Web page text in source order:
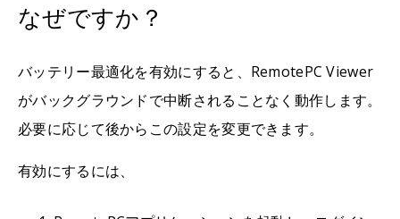
なぜですか？
バッテリー最適化を有効にすると、RemotePC Viewer
がバックグラウンドで中断されることなく動作します。
必要に応じて後からこの設定を変更できます。
有効にするには、